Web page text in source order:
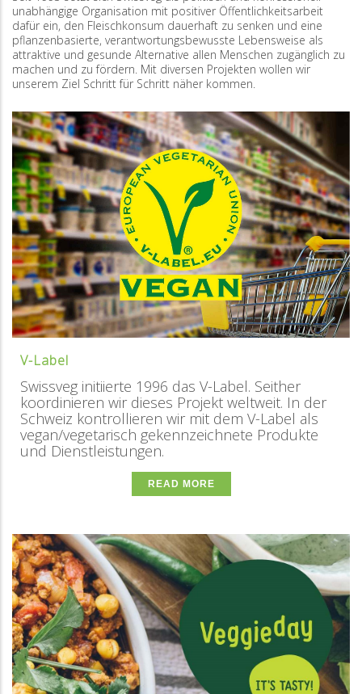
unabhängige Organisation mit positiver Öffentlichkeitsarbeit
dafür ein, den Fleischkonsum dauerhaft zu senken und eine
pflanzenbasierte, verantwortungsbewusste Lebensweise als
attraktive und gesunde Alternative allen Menschen zugänglich zu
machen und zu fördern. Mit diversen Projekten wollen wir
unserem Ziel Schritt für Schritt näher kommen.
V-Label
Swissveg initiierte 1996 das V-Label. Seither
koordinieren wir dieses Projekt weltweit. In der
Schweiz kontrollieren wir mit dem V-Label als
vegan/vegetarisch gekennzeichnete Produkte
und Dienstleistungen.
READ MORE